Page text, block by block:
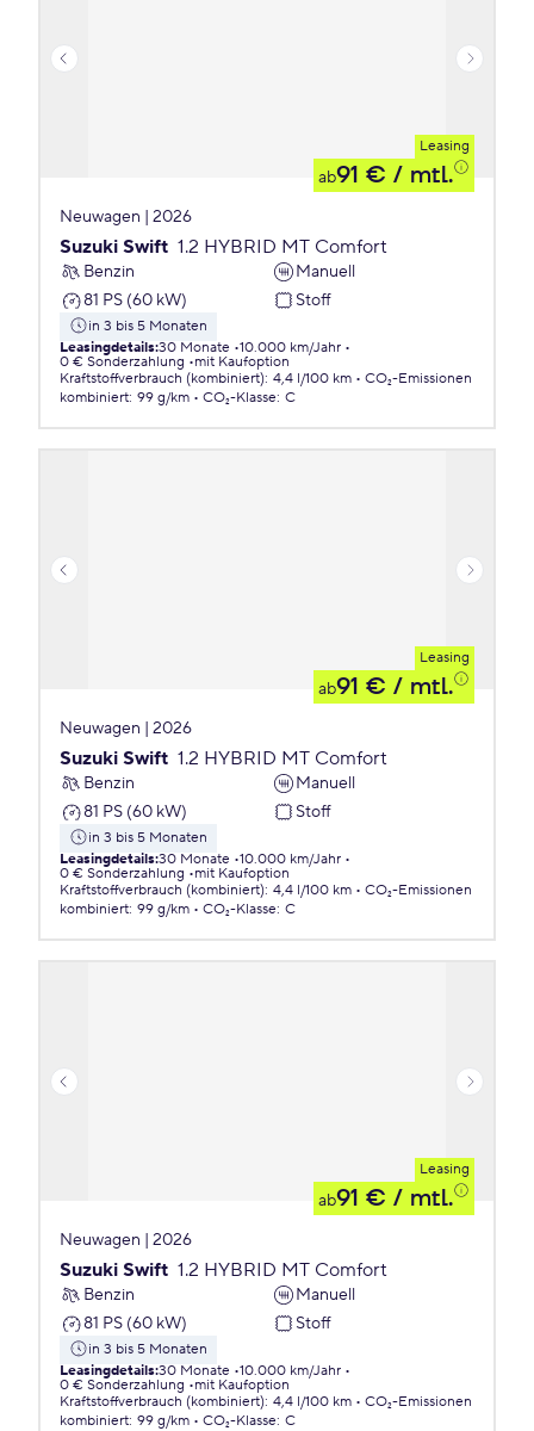
Leasing
ab91 € / mtl.
Neuwagen | 2026
Suzuki Swift 1.2 HYBRID MT Comfort
Benzin
Manuell
81 PS (60 kW)
Stoff
in 3 bis 5 Monaten
Leasingdetails:30 Monate 10.000 km/Jahr
0 € Sonderzahlung
mit Kaufoption
Kraftstoffverbrauch (kombiniert): 4,4 l/100 km
CO₂-Emissionen
kombiniert: 99 g/km CO₂-Klasse: C
Leasing
ab91 € / mtl.
Neuwagen | 2026
Suzuki Swift 1.2 HYBRID MT Comfort
Benzin
Manuell
81 PS (60 kW)
Stoff
in 3 bis 5 Monaten
Leasingdetails:30 Monate 10.000 km/Jahr
0 € Sonderzahlung
mit Kaufoption
Kraftstoffverbrauch (kombiniert): 4,4 l/100 km
CO₂-Emissionen
kombiniert: 99 g/km CO₂-Klasse: C
Leasing
ab91 € / mtl.
Neuwagen | 2026
Suzuki Swift 1.2 HYBRID MT Comfort
Benzin
Manuell
81 PS (60 kW)
Stoff
in 3 bis 5 Monaten
Leasingdetails:30 Monate 10.000 km/Jahr
0 € Sonderzahlung
mit Kaufoption
Kraftstoffverbrauch (kombiniert): 4,4 l/100 km
CO₂-Emissionen
kombiniert: 99 g/km CO₂-Klasse: C